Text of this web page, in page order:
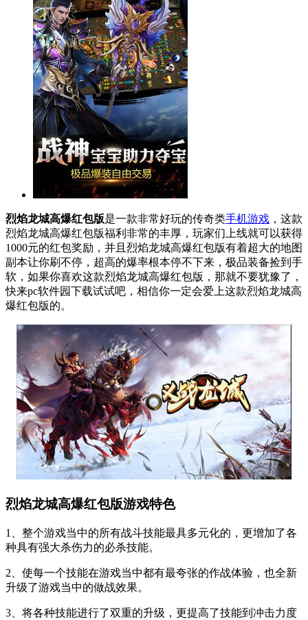
烈焰龙城高爆红包版是一款非常好玩的传奇类手机游戏 ，这款
烈焰龙城高爆红包版福利非常的丰厚，玩家们上线就可以获得
1000元的红包奖励，并且烈焰龙城高爆红包版有着超大的地图
副本让你刷不停，超高的爆率根本停不下来，极品装备捡到手
软，如果你喜欢这款烈焰龙城高爆红包版，那就不要犹豫了，
快来pc软件园下载试试吧，相信你一定会爱上这款烈焰龙城高
爆红包版的。
烈焰龙城高爆红包版游戏特色
1、整个游戏当中的所有战斗技能最具多元化的，更增加了各
种具有强大杀伤力的必杀技能。
2、使每一个技能在游戏当中都有最夸张的作战体验，也全新
升级了游戏当中的做战效果。
3、将各种技能进行了双重的升级，更提高了技能到冲击力度